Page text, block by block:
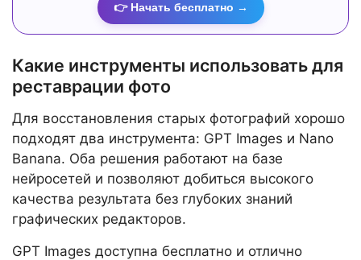
👉 Начать бесплатно →
Какие инструменты использовать для
реставрации фото
Для восстановления старых фотографий хорошо
подходят два инструмента: GPT Images и Nano
Banana. Оба решения работают на базе
нейросетей и позволяют добиться высокого
качества результата без глубоких знаний
графических редакторов.
GPT Images доступна бесплатно и отлично